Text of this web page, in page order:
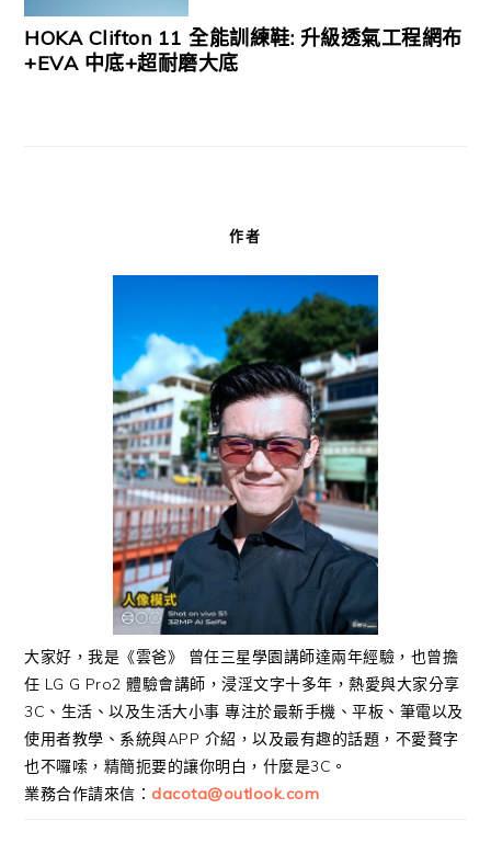
HOKA Clifton 11 全能訓練鞋: 升級透氣工程網布
+EVA 中底+超耐磨大底
作者
大家好，我是《雲爸》 曾任三星學園講師達兩年經驗，也曾擔
任 LG G Pro2 體驗會講師，浸淫文字十多年，熱愛與大家分享
3C、生活、以及生活大小事 專注於最新手機、平板、筆電以及
使用者教學、系統與APP 介紹，以及最有趣的話題，不愛贅字
也不囉嗦，精簡扼要的讓你明白，什麼是3C。
業務合作請來信： dacota@outlook.com